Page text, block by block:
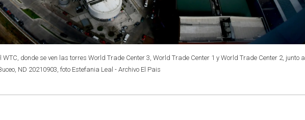
donde se ven las torres World Trade Center 3, World Trade Center 1 y World Trade Center 2, junto al
ND 20210903, foto Estefania Leal - Archivo El Pais